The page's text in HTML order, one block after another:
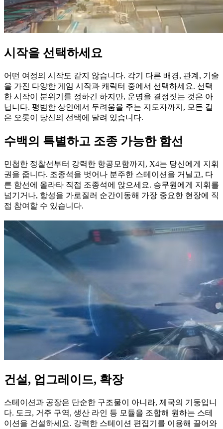
시작을 선택하세요
어떤 여정의 시작도 같지 않습니다. 각기 다른 배경, 관계, 기술
을 가진 다양한 게임 시작과 캐릭터 중에서 선택하세요. 선택
한 시작이 분위기를 정하긴 하지만, 운명을 결정짓는 것은 아
닙니다. 평범한 상인에서 두려움을 주는 지도자까지, 모든 길
은 오롯이 당신의 선택에 달려 있습니다.
수백의 특별하고 조종 가능한 함선
민첩한 정찰선부터 강력한 항공모함까지, X4는 당신에게 지휘
권을 줍니다. 조종석을 벗어나 분주한 스테이션을 거닐고, 다
른 함선에 올라타 직접 조종석에 앉으세요. 승무원에게 지휘를
넘기거나, 항성을 가로질러 순간이동해 가장 중요한 현장에 직
접 참여할 수 있습니다.
건설, 업그레이드, 확장
스테이션과 공장은 단순한 구조물이 아니라, 제국의 기둥입니
다. 도크, 거주 구역, 생산 라인 등 모듈을 조합해 원하는 스테
이션을 건설하세요. 강력한 스테이션 편집기를 이용해 끌어와